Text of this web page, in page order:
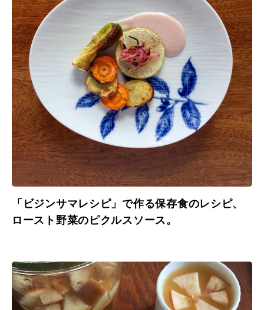
「ビジンサマレシピ」で作る保存食のレシピ、
ロースト野菜のピクルスソース。